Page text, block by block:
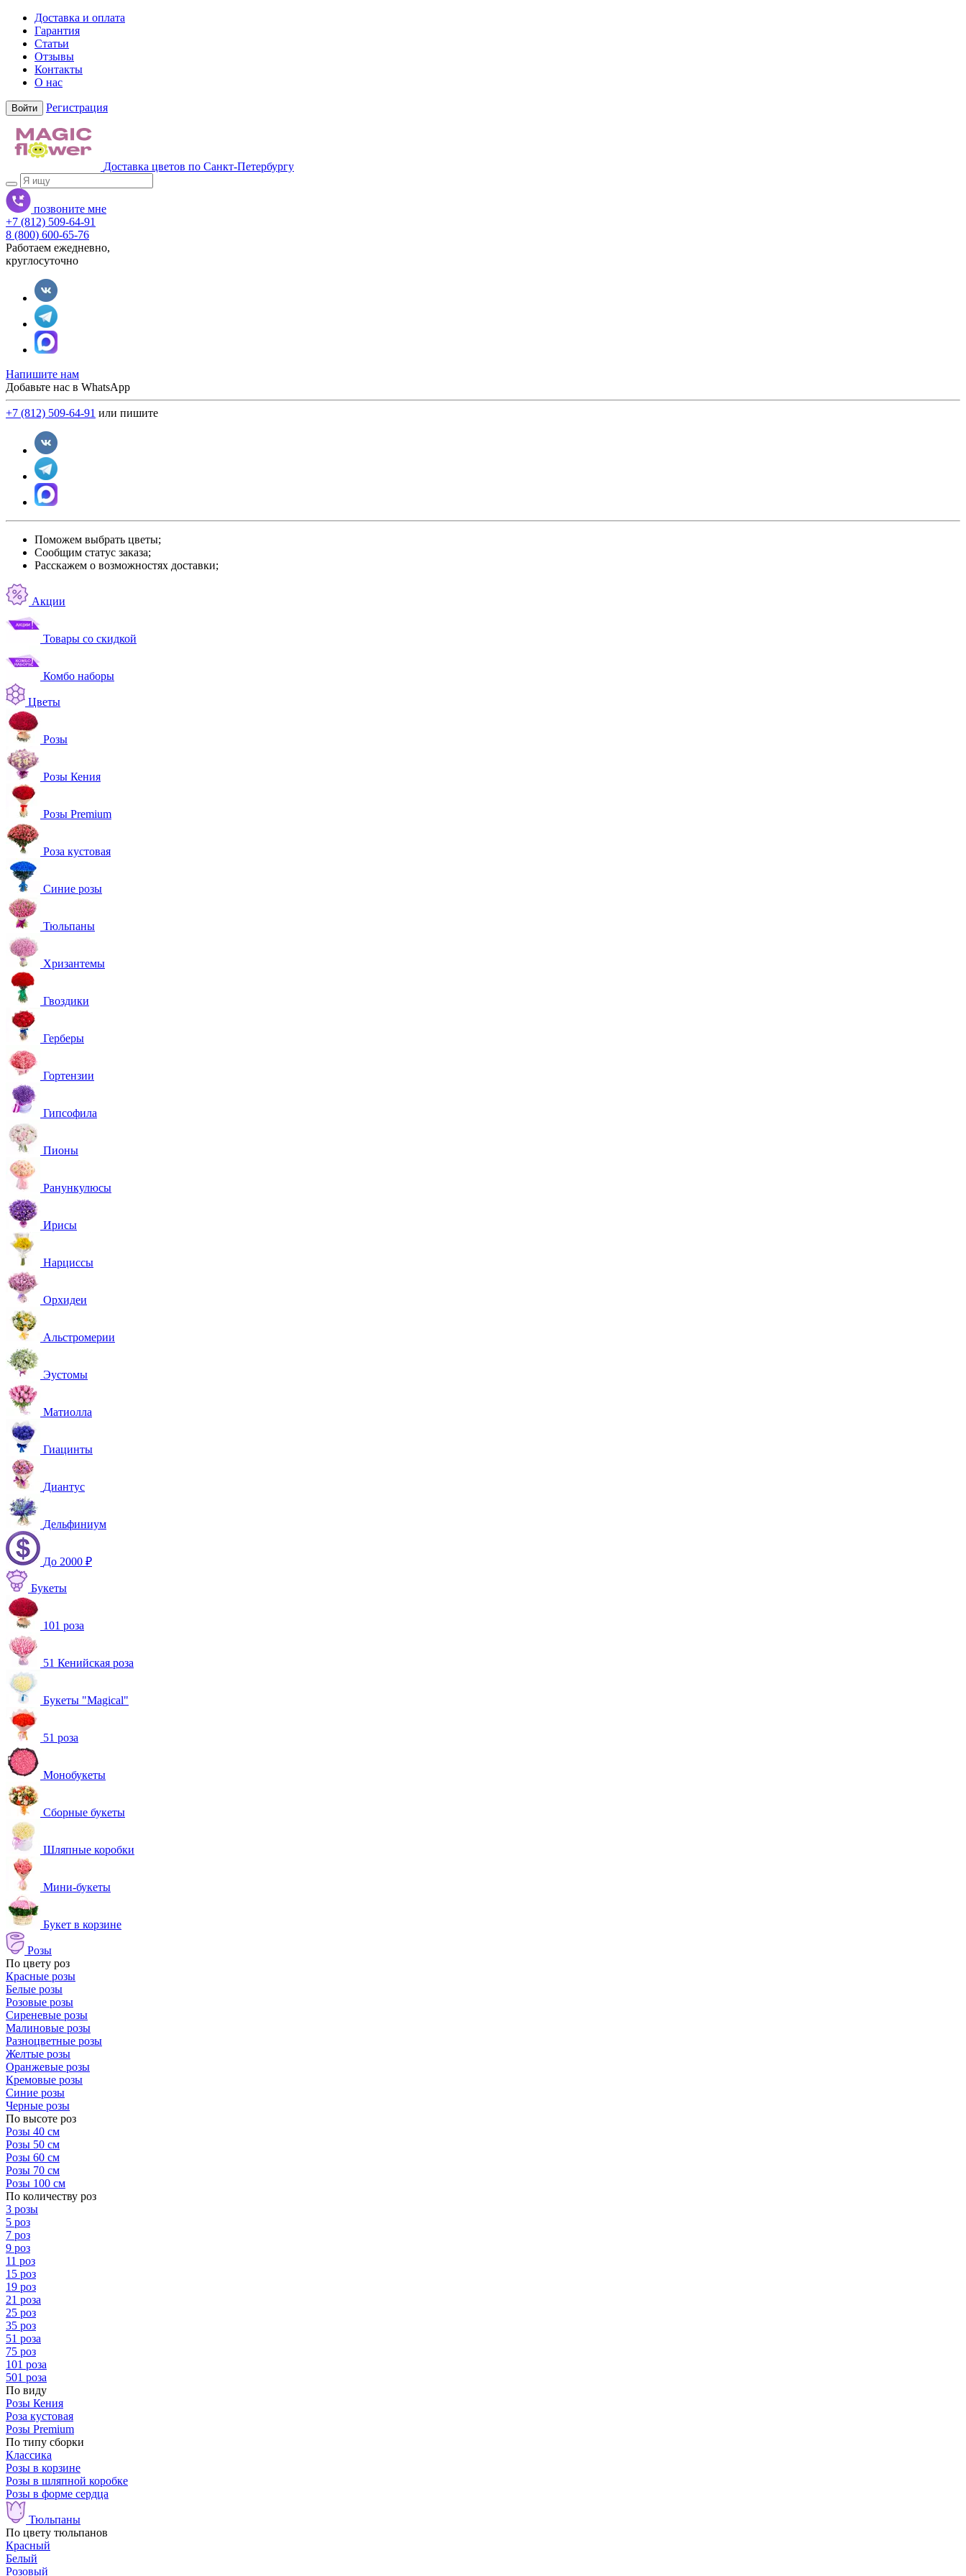
Доставка и оплата
Гарантия
Статьи
Отзывы
Контакты
О нас
Войти Регистрация
Доставка цветов по Санкт-Петербургу
позвоните мне
+7 (812) 509-64-91
8 (800) 600-65-76
Работаем ежедневно,
круглосуточно
Напишите нам
Добавьте нас в WhatsApp
+7 (812) 509-64-91 или пишите
Поможем выбрать цветы;
Сообщим статус заказа;
Расскажем о возможностях доставки;
Акции
Товары со скидкой
Комбо наборы
Цветы
Розы
Розы Кения
Розы Premium
Роза кустовая
Синие розы
Тюльпаны
Хризантемы
Гвоздики
Герберы
Гортензии
Гипсофила
Пионы
Ранункулюсы
Ирисы
Нарциссы
Орхидеи
Альстромерии
Эустомы
Матиолла
Гиацинты
Диантус
Дельфиниум
До 2000 ₽
Букеты
101 роза
51 Кенийская роза
Букеты "Magical"
51 роза
Монобукеты
Сборные букеты
Шляпные коробки
Мини-букеты
Букет в корзине
Розы
По цвету роз
Красные розы
Белые розы
Розовые розы
Сиреневые розы
Малиновые розы
Разноцветные розы
Желтые розы
Оранжевые розы
Кремовые розы
Синие розы
Черные розы
По высоте роз
Розы 40 см
Розы 50 см
Розы 60 см
Розы 70 см
Розы 100 см
По количеству роз
3 розы
5 роз
7 роз
9 роз
11 роз
15 роз
19 роз
21 роза
25 роз
35 роз
51 роза
75 роз
101 роза
501 роза
По виду
Розы Кения
Роза кустовая
Розы Premium
По типу сборки
Классика
Розы в корзине
Розы в шляпной коробке
Розы в форме сердца
Тюльпаны
По цвету тюльпанов
Красный
Белый
Розовый